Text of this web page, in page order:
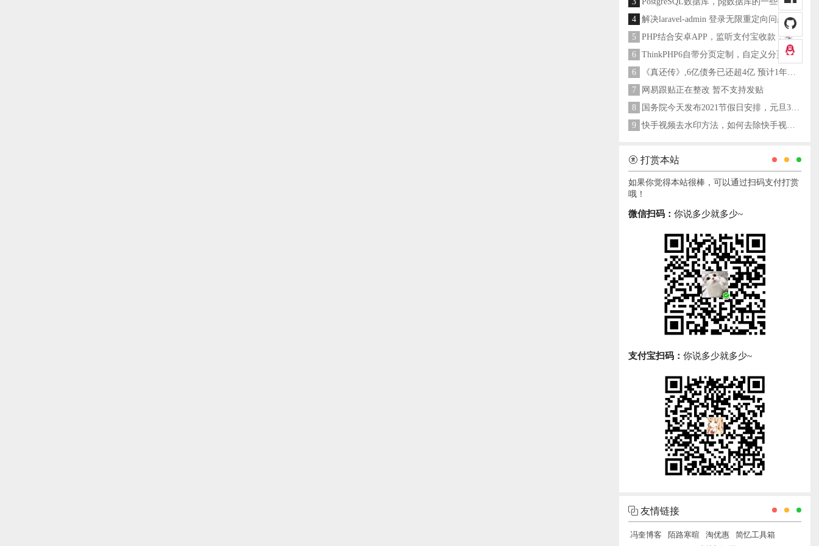
4
解决laravel-admin 登录无限重定向问题
5
PHP结合安卓APP，监听支付宝收款，实现个人支付宝支付接口
6
ThinkPHP6自带分页定制，自定义分页类
6
《真还传》,6亿债务已还超4亿 预计1年多之内就能还清
7
网易跟贴正在整改 暂不支持发贴
8
国务院今天发布2021节假日安排，元旦3天，春节7天，劳动节5天
9
快手视频去水印方法，如何去除快手视频水印
打赏本站
如果你觉得本站很棒，可以通过扫码支付打赏
哦！
微信扫码： 你说多少就多少~
支付宝扫码： 你说多少就多少~
友情链接
冯奎博客 陌路寒暄 淘优惠
简忆工具箱